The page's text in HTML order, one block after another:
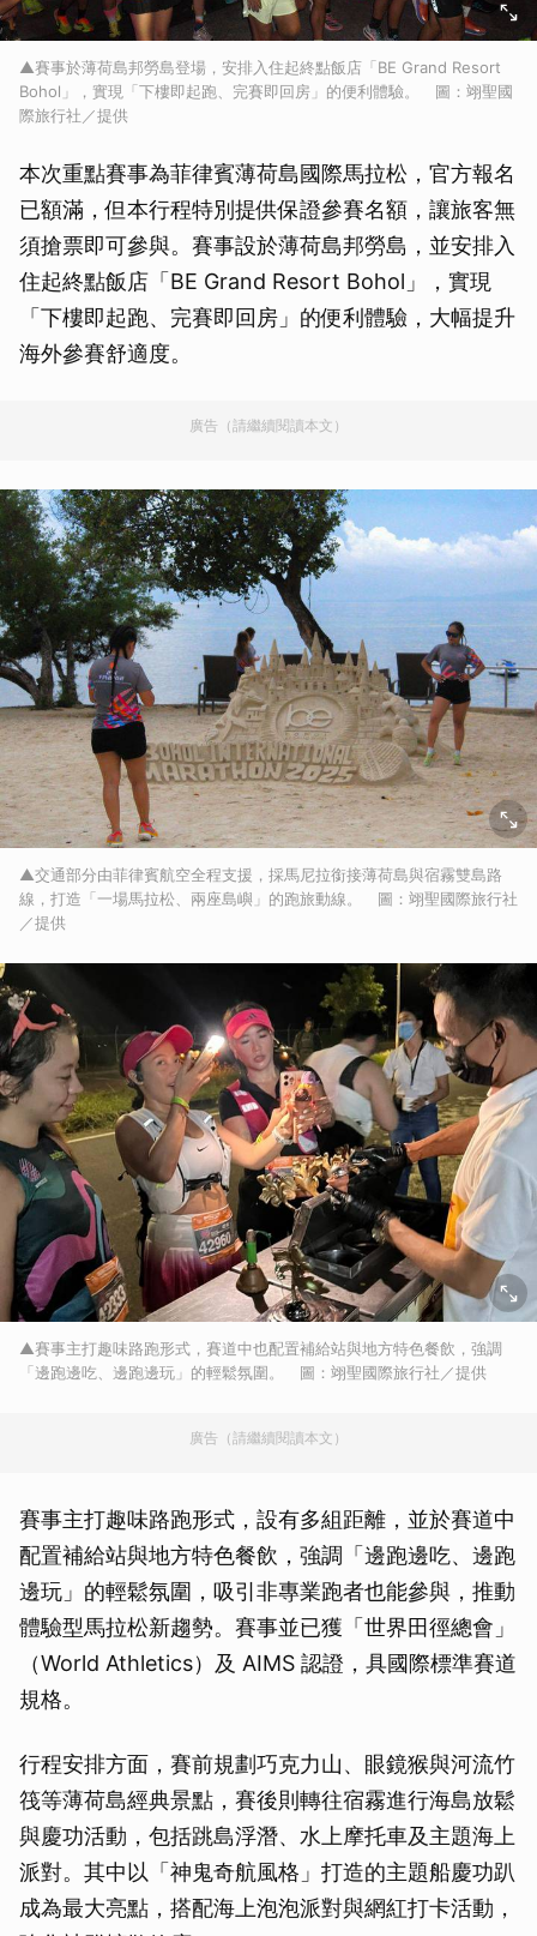
▲賽事於薄荷島邦勞島登場，安排入住起終點飯店「BE Grand Resort
Bohol」，實現「下樓即起跑、完賽即回房」的便利體驗。 圖：翊聖國
際旅行社／提供
本次重點賽事為菲律賓薄荷島國際馬拉松，官方報名
已額滿，但本行程特別提供保證參賽名額，讓旅客無
須搶票即可參與。賽事設於薄荷島邦勞島，並安排入
住起終點飯店「BE Grand Resort Bohol」，實現
「下樓即起跑、完賽即回房」的便利體驗，大幅提升
海外參賽舒適度。
廣告（請繼續閱讀本文）
▲交通部分由菲律賓航空全程支援，採馬尼拉銜接薄荷島與宿霧雙島路
線，打造「一場馬拉松、兩座島嶼」的跑旅動線。 圖：翊聖國際旅行社
／提供
▲賽事主打趣味路跑形式，賽道中也配置補給站與地方特色餐飲，強調
「邊跑邊吃、邊跑邊玩」的輕鬆氛圍。 圖：翊聖國際旅行社／提供
廣告（請繼續閱讀本文）
賽事主打趣味路跑形式，設有多組距離，並於賽道中
配置補給站與地方特色餐飲，強調「邊跑邊吃、邊跑
邊玩」的輕鬆氛圍，吸引非專業跑者也能參與，推動
體驗型馬拉松新趨勢。賽事並已獲「世界田徑總會」
（World Athletics）及 AIMS 認證，具國際標準賽道
規格。
行程安排方面，賽前規劃巧克力山、眼鏡猴與河流竹
筏等薄荷島經典景點，賽後則轉往宿霧進行海島放鬆
與慶功活動，包括跳島浮潛、水上摩托車及主題海上
派對。其中以「神鬼奇航風格」打造的主題船慶功趴
成為最大亮點，搭配海上泡泡派對與網紅打卡活動，